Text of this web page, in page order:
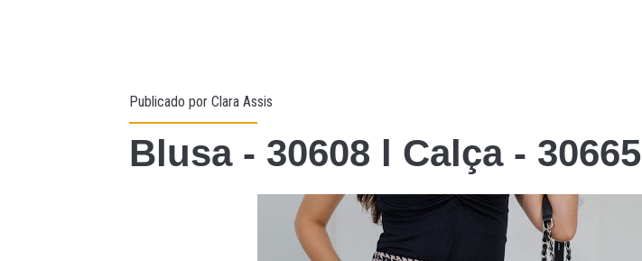
Publicado porClara Assis
Blusa - 30608 l Calça - 30665